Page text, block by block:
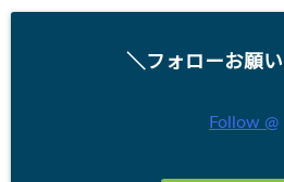
＼フォローお願
Follow @